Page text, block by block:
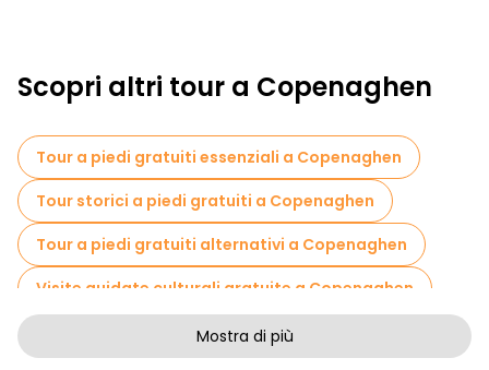
Scopri altri tour a Copenaghen
Tour a piedi gratuiti essenziali a Copenaghen
Tour storici a piedi gratuiti a Copenaghen
Tour a piedi gratuiti alternativi a Copenaghen
Visite guidate culturali gratuite a Copenaghen
Tour a piedi senza arte a Copenaghen
Mostra di più